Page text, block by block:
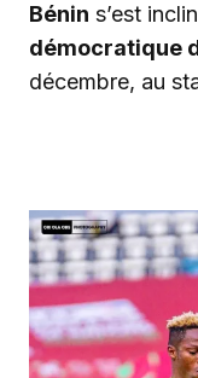
Bénin s’est
démocratique
décembre, au